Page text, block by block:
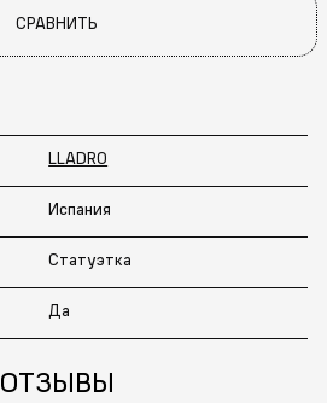
СРАВНИТЬ
LLADRO
Испания
Статуэтка
Да
ОТЗЫВЫ